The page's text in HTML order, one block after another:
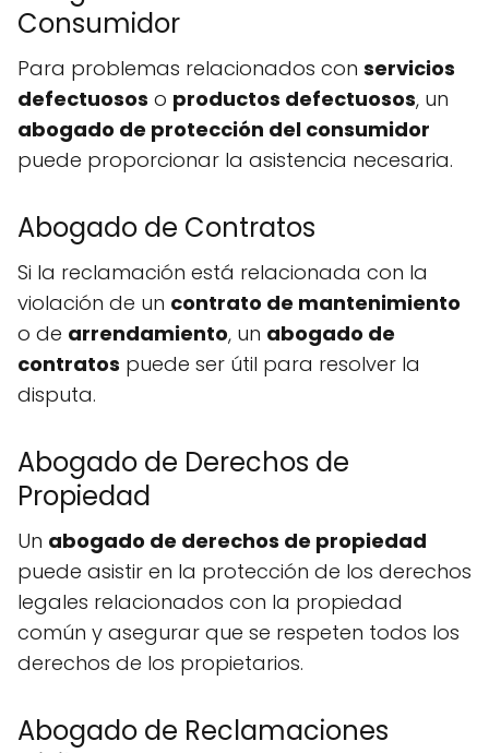
Consumidor
Para problemas relacionados con servicios
defectuosos o productos defectuosos, un
abogado de protección del consumidor
puede proporcionar la asistencia necesaria.
Abogado de Contratos
Si la reclamación está relacionada con la
violación de un contrato de mantenimiento
o de arrendamiento, un abogado de
contratos puede ser útil para resolver la
disputa.
Abogado de Derechos de
Propiedad
Un abogado de derechos de propiedad
puede asistir en la protección de los derechos
legales relacionados con la propiedad
común y asegurar que se respeten todos los
derechos de los propietarios.
Abogado de Reclamaciones